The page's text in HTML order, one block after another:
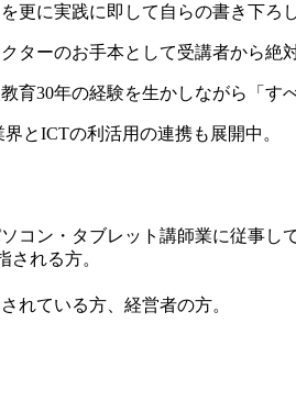
更に実践に即して自らの書き下ろ
ターのお手本として受講者から絶
育30年の経験を生かしながら「
とICTの利活用の連携も展開中。
コン・タブレット講師業に従事し
される方。
れている方、経営者の方。